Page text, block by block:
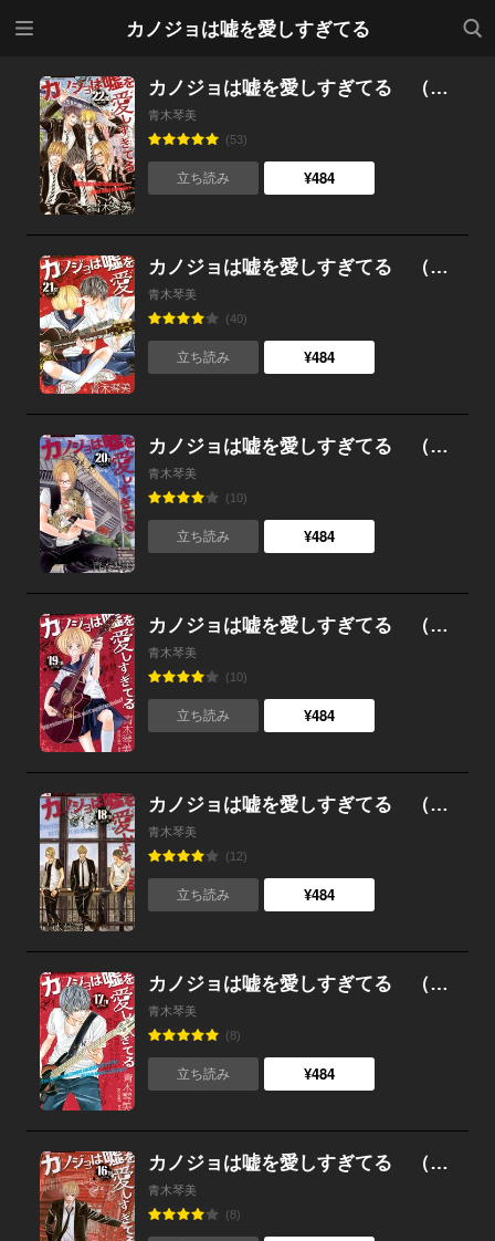
カノジョは嘘を愛しすぎてる
検索
カノジョは嘘を愛しすぎてる （22）
青木琴美
(53)
立ち読み ¥484
カノジョは嘘を愛しすぎてる （21）
青木琴美
(40)
立ち読み ¥484
カノジョは嘘を愛しすぎてる （20）
青木琴美
(10)
立ち読み ¥484
カノジョは嘘を愛しすぎてる （19）
青木琴美
(10)
立ち読み ¥484
カノジョは嘘を愛しすぎてる （18）
青木琴美
(12)
立ち読み ¥484
カノジョは嘘を愛しすぎてる （17）
青木琴美
(8)
立ち読み ¥484
カノジョは嘘を愛しすぎてる （16）
青木琴美
(8)